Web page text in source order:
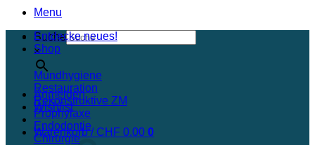
Menu
Suche
×
Anmelden
Wishlist
Warenkorb / CHF 0.00 0
Entdecke neues!
Shop
Mundhygiene
Restauration
Rekonstruktive ZM
Prophylaxe
Endodontie
Chirurgie